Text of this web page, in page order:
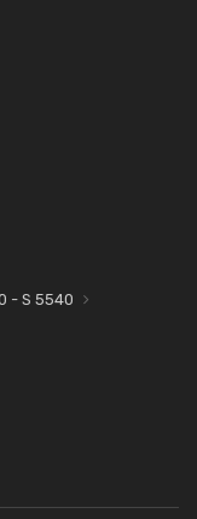
- S 5540